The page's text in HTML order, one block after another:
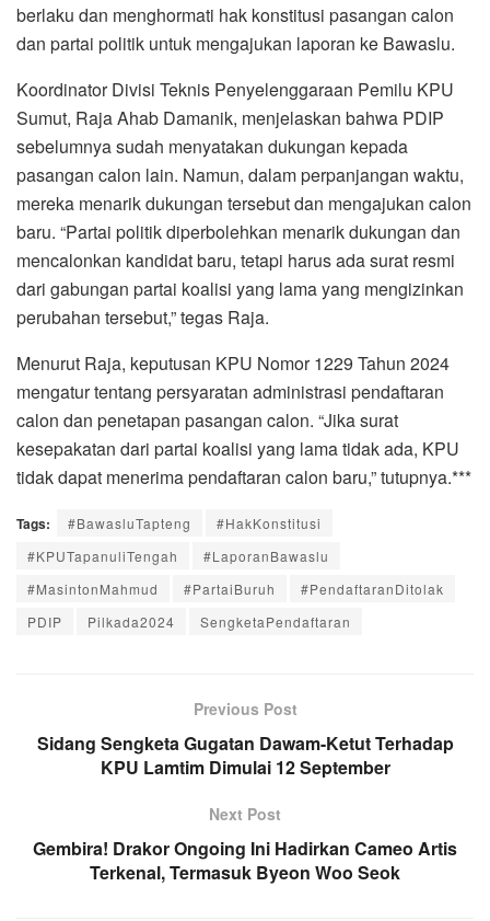
berlaku dan menghormati hak konstitusi pasangan calon
dan partai politik untuk mengajukan laporan ke Bawaslu.
Koordinator Divisi Teknis Penyelenggaraan Pemilu KPU
Sumut, Raja Ahab Damanik, menjelaskan bahwa PDIP
sebelumnya sudah menyatakan dukungan kepada
pasangan calon lain. Namun, dalam perpanjangan waktu,
mereka menarik dukungan tersebut dan mengajukan calon
baru. “Partai politik diperbolehkan menarik dukungan dan
mencalonkan kandidat baru, tetapi harus ada surat resmi
dari gabungan partai koalisi yang lama yang mengizinkan
perubahan tersebut,” tegas Raja.
Menurut Raja, keputusan KPU Nomor 1229 Tahun 2024
mengatur tentang persyaratan administrasi pendaftaran
calon dan penetapan pasangan calon. “Jika surat
kesepakatan dari partai koalisi yang lama tidak ada, KPU
tidak dapat menerima pendaftaran calon baru,” tutupnya.***
Tags: #BawasluTapteng
#HakKonstitusi
#KPUTapanuliTengah
#LaporanBawaslu
#MasintonMahmud
#PartaiBuruh
#PendaftaranDitolak
PDIP
Pilkada2024 SengketaPendaftaran
Previous Post
Sidang Sengketa Gugatan Dawam-Ketut Terhadap
KPU Lamtim Dimulai 12 September
Next Post
Gembira! Drakor Ongoing Ini Hadirkan Cameo Artis
Terkenal, Termasuk Byeon Woo Seok